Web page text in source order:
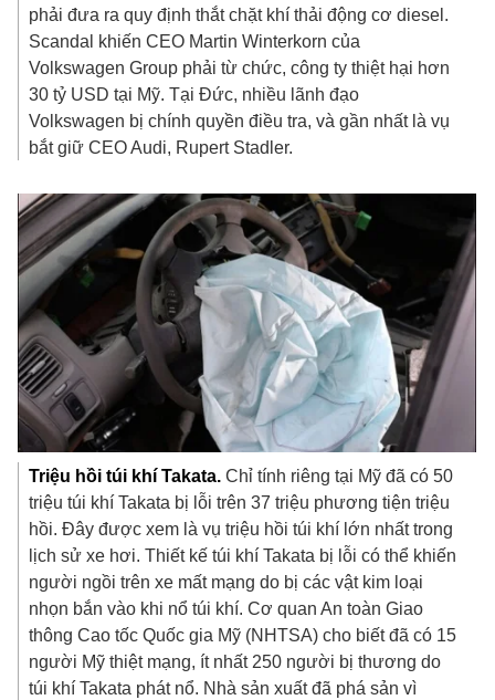
phải đưa ra quy định thắt chặt khí thải động cơ diesel.
Scandal khiến CEO Martin Winterkorn của
Volkswagen Group phải từ chức, công ty thiệt hại hơn
30 tỷ USD tại Mỹ. Tại Đức, nhiều lãnh đạo
Volkswagen bị chính quyền điều tra, và gần nhất là vụ
bắt giữ CEO Audi, Rupert Stadler.
Triệu hồi túi khí Takata.Chỉ tính riêng tại Mỹ đã có 50
triệu túi khí Takata bị lỗi trên 37 triệu phương tiện triệu
hồi. Đây được xem là vụ triệu hồi túi khí lớn nhất trong
lịch sử xe hơi. Thiết kế túi khí Takata bị lỗi có thể khiến
người ngồi trên xe mất mạng do bị các vật kim loại
nhọn bắn vào khi nổ túi khí. Cơ quan An toàn Giao
thông Cao tốc Quốc gia Mỹ (NHTSA) cho biết đã có 15
người Mỹ thiệt mạng, ít nhất 250 người bị thương do
túi khí Takata phát nổ. Nhà sản xuất đã phá sản vì